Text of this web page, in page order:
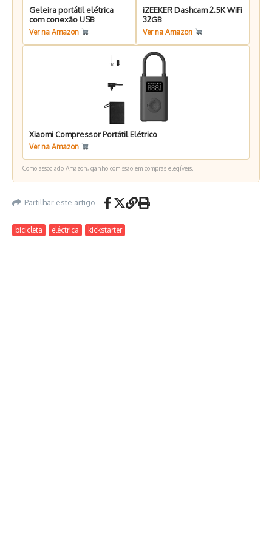
Geleira portátil elétrica
com conexão USB
Ver na Amazon
iZEEKER Dashcam 2.5K WiFi
32GB
Ver na Amazon
Xiaomi Compressor Portátil Elétrico
Ver na Amazon
Como associado Amazon, ganho comissão em compras elegíveis.
Partilhar este artigo
bicicleta eléctrica kickstarter